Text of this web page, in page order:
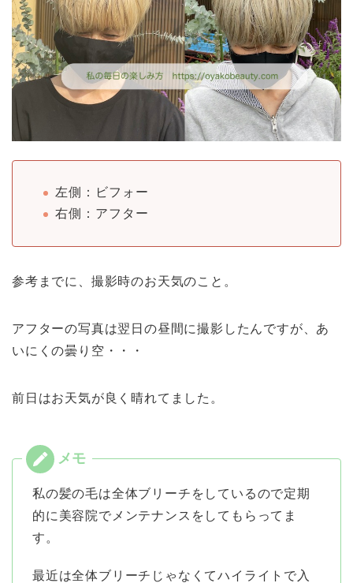
左側：ビフォー
右側：アフター
参考までに、撮影時のお天気のこと。
アフターの写真は翌日の昼間に撮影したんですが、あ
いにくの曇り空・・・
前日はお天気が良く晴れてました。
私の髪の毛は全体ブリーチをしているので定期
的に美容院でメンテナンスをしてもらってま
す。
最近は全体ブリーチじゃなくてハイライトで入